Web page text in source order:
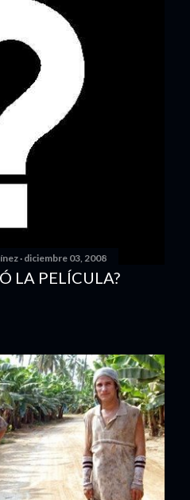
diciembre 03, 2008
LA PELÍCULA?